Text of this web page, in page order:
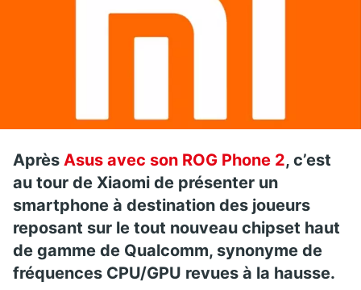
Après Asus avec son ROG Phone 2, c’est
au tour de Xiaomi de présenter un
smartphone à destination des joueurs
reposant sur le tout nouveau chipset haut
de gamme de Qualcomm, synonyme de
fréquences CPU/GPU revues à la hausse.